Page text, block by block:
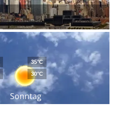
Sonntag
35°C
30°C